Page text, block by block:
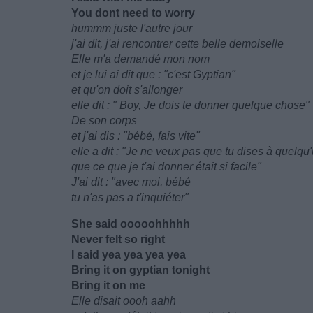
You dont need to worry
hummm juste l'autre jour
j'ai dit, j'ai rencontrer cette belle demoiselle
Elle m'a demandé mon nom
et je lui ai dit que : "c'est Gyptian"
et qu'on doit s'allonger
elle dit : " Boy, Je dois te donner quelque chose"
De son corps
et j'ai dis : "bébé, fais vite"
elle a dit : "Je ne veux pas que tu dises à
que ce que je t'ai donner était si facile"
J'ai dit : "avec moi, bébé
tu n'as pas a t'inquiéter"
She said ooooohhhhh
Never felt so right
I said yea yea yea yea
Bring it on gyptian tonight
Bring it on me
Elle disait oooh aahh